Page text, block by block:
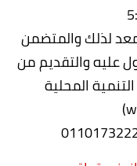
لذلك والمتضمن
عليه والتقديم من
المحلية